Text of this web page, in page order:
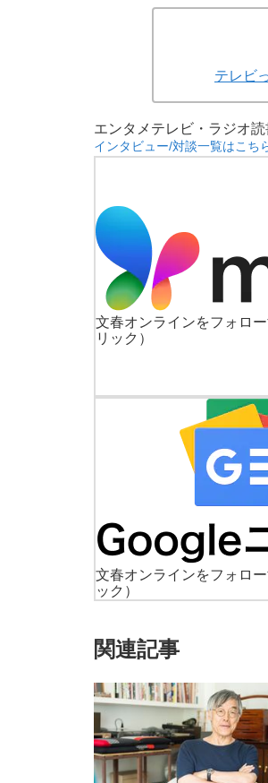
テレビ
エンタメ テレビ・ラジオ読
インタビュー/対談一覧はこち
文春オンラインをフォロ
リック）
文春オンラインをフォロ
ック）
関連記事